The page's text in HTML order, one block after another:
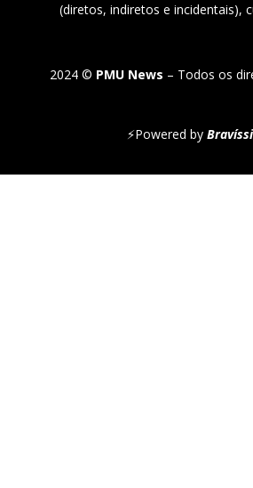
(diretos, indiretos e incidentais),
2024 © PMU News – Todos os
⚡Powered by